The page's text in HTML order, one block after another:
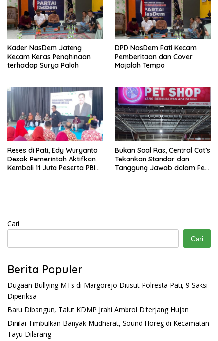
Kader NasDem Jateng
Kecam Keras Penghinaan
terhadap Surya Paloh
DPD NasDem Pati Kecam
Pemberitaan dan Cover
Majalah Tempo
Reses di Pati, Edy Wuryanto
Desak Pemerintah Aktifkan
Kembali 11 Juta Peserta PBI
Bukan Soal Ras, Central Cat’s
Tekankan Standar dan
Tanggung Jawab dalam Pet
Cari
Cari
Berita Populer
Dugaan Bullying MTs di Margorejo Diusut Polresta Pati, 9 Saksi
Diperiksa
Baru Dibangun, Talut KDMP Jrahi Ambrol Diterjang Hujan
Dinilai Timbulkan Banyak Mudharat, Sound Horeg di Kecamatan
Tayu Dilarang